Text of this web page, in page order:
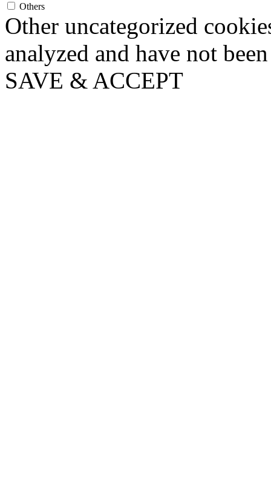
Others
Other uncategorized
analyzed and have not
SAVE & ACCEPT